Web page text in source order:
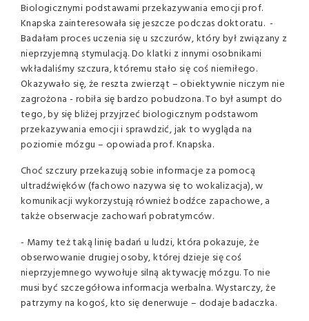
Biologicznymi podstawami przekazywania emocji prof.
Knapska zainteresowała się jeszcze podczas doktoratu. -
Badałam proces uczenia się u szczurów, który był związany z
nieprzyjemną stymulacją. Do klatki z innymi osobnikami
wkładaliśmy szczura, któremu stało się coś niemiłego.
Okazywało się, że reszta zwierząt – obiektywnie niczym nie
zagrożona - robiła się bardzo pobudzona. To był asumpt do
tego, by się bliżej przyjrzeć biologicznym podstawom
przekazywania emocji i sprawdzić, jak to wygląda na
poziomie mózgu – opowiada prof. Knapska.
Choć szczury przekazują sobie informacje za pomocą
ultradźwięków (fachowo nazywa się to wokalizacja), w
komunikacji wykorzystują również bodźce zapachowe, a
także obserwacje zachowań pobratymców.
- Mamy też taką linię badań u ludzi, która pokazuje, że
obserwowanie drugiej osoby, której dzieje się coś
nieprzyjemnego wywołuje silną aktywację mózgu. To nie
musi być szczegółowa informacja werbalna. Wystarczy, że
patrzymy na kogoś, kto się denerwuje – dodaje badaczka.